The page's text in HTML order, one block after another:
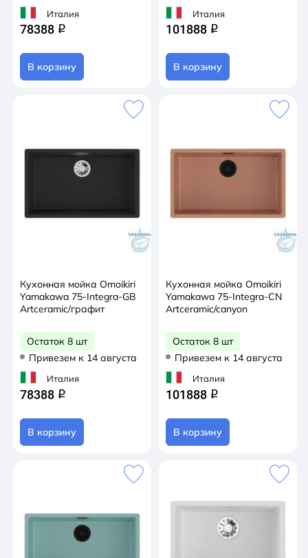
Италия
78388 q
В корзину
Италия
101888 q
В корзину
Кухонная мойка Omoikiri
Yamakawa 75-Integra-GB
Artceramic/графит
Остаток 8 шт
Привезем к 14 августа
Италия
78388 q
В корзину
Кухонная мойка Omoikiri
Yamakawa 75-Integra-CN
Artceramic/canyon
Остаток 8 шт
Привезем к 14 августа
Италия
101888 q
В корзину